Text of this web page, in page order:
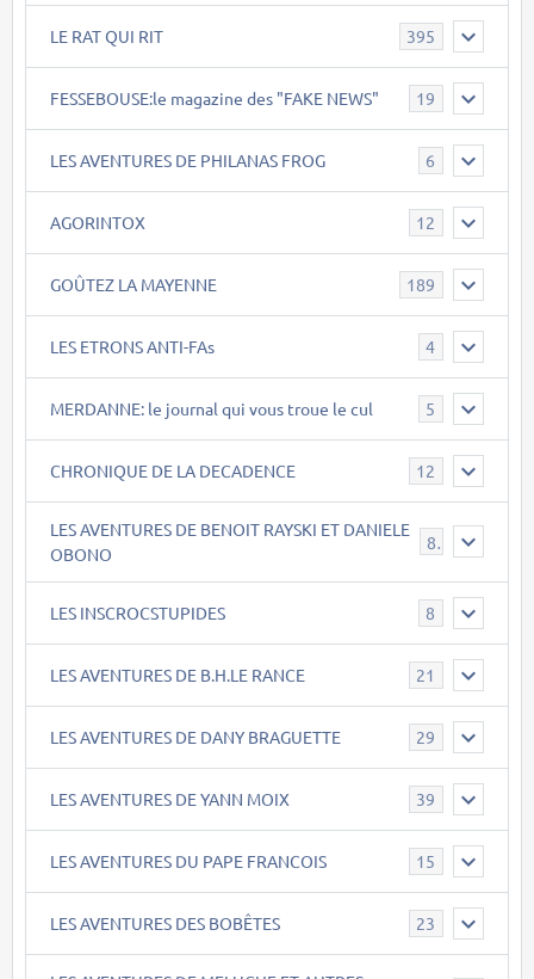
LE RAT QUI RIT 395
FESSEBOUSE:le magazine des "FAKE NEWS" 19
LES AVENTURES DE PHILANAS FROG 6
AGORINTOX 12
GOÛTEZ LA MAYENNE 189
LES ETRONS ANTI-FAs 4
MERDANNE: le journal qui vous troue le cul 5
CHRONIQUE DE LA DECADENCE 12
LES AVENTURES DE BENOIT RAYSKI ET DANIELE
OBONO
8
LES INSCROCSTUPIDES 8
LES AVENTURES DE B.H.LE RANCE 21
LES AVENTURES DE DANY BRAGUETTE 29
LES AVENTURES DE YANN MOIX 39
LES AVENTURES DU PAPE FRANCOIS 15
LES AVENTURES DES BOBÊTES 23